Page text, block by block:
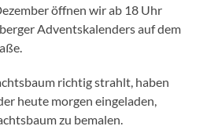
öffnen wir ab 18 Uhr
Adventskalenders auf dem
richtig strahlt, haben
heute morgen eingeladen,
zu bemalen.